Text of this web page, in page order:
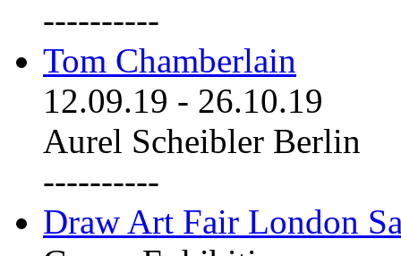
----------
Tom Chamberlain
12.09.19 - 26.10.19
Aurel Scheibler Berlin
----------
Draw Art Fair London